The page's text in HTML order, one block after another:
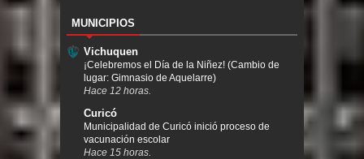
MUNICIPIOS
Vichuquen
¡Celebremos el Día de la Niñez! (Cambio de
lugar: Gimnasio de Aquelarre)
Hace 12 horas.
Curicó
Municipalidad de Curicó inició proceso de
vacunación escolar
Hace 15 horas.